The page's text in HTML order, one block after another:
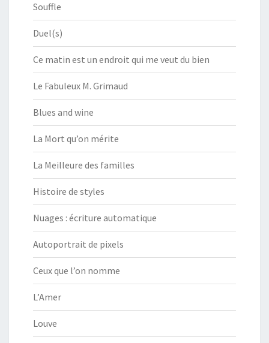
Souffle
Duel(s)
Ce matin est un endroit qui me veut du bien
Le Fabuleux M. Grimaud
Blues and wine
La Mort qu’on mérite
La Meilleure des familles
Histoire de styles
Nuages : écriture automatique
Autoportrait de pixels
Ceux que l’on nomme
L’Amer
Louve